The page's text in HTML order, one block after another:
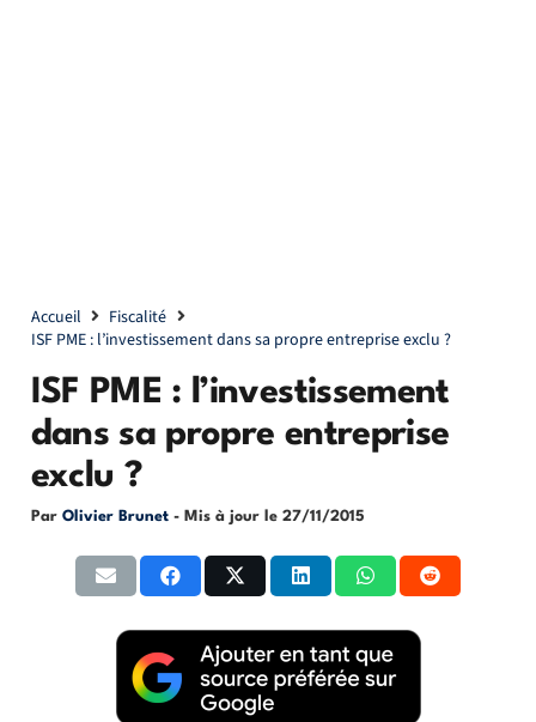
Accueil
Fiscalité
ISF PME : l’investissement dans sa propre entreprise exclu ?
ISF PME : l’investissement
dans sa propre entreprise
exclu ?
Par Olivier Brunet - Mis à jour le 27/11/2015